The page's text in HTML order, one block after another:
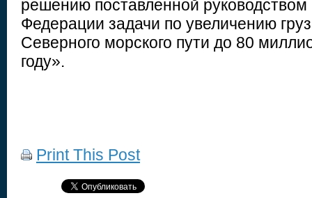
решению поставленной руководством
Федерации задачи по увеличению
Северного морского пути до 80
году».
Print This Post